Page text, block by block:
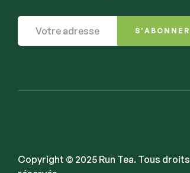
S'ABONNER
Copyright © 2025 Run Tea. Tous droits